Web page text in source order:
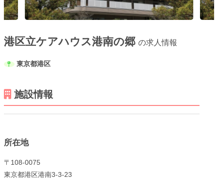
済生会のしごとを知る
港区立ケアハウス港南の郷 の求人情報
東京都港区
施設情報
所在地
〒108-0075
東京都港区港南3-3-23